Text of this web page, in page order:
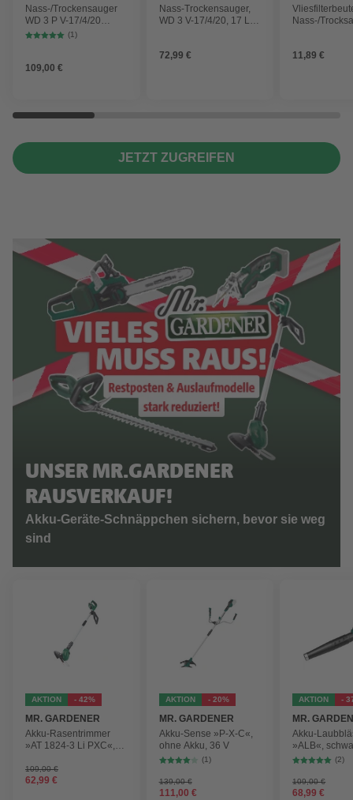
Nass-/Trockensauger
WD 3 P V-17/4/20
Workshop mit
(1)
109,00 €
Nass-Trockensauger,
WD 3 V-17/4/20, 17 L,
72,99 €
Nass-/
4 Stück
11,89 €
JETZT ZUGREIFEN
UNSER MR.GARDENER
RAUSVERKAUF!
Akku-Geräte-Schnäppchen sichern, bevor sie weg
sind
AKTION - 42%
MR. GARDENER
Akku-Rasentrimmer
»AT 1824-3 Li PXC«,
109,00 €
62,99 €
AKTION - 20%
MR. GARDENER
Akku-Sense »P-X-C«,
ohne Akku, 36 V
(1)
139,00 €
111,00 €
AKTION -
MR.
Akku-
»ALB«,
max.
210 km/h
(2)
109,00 €
68,99 €